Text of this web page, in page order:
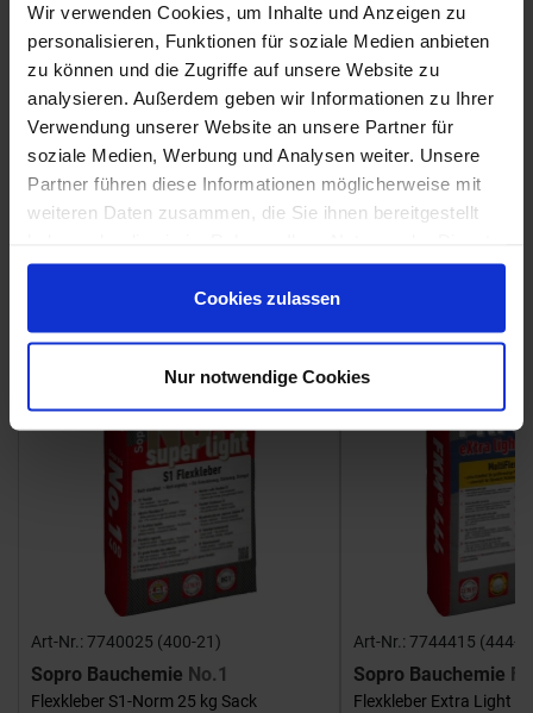
Wir verwenden Cookies, um Inhalte und Anzeigen zu
personalisieren, Funktionen für soziale Medien anbieten
zu können und die Zugriffe auf unsere Website zu
analysieren. Außerdem geben wir Informationen zu Ihrer
Verwendung unserer Website an unsere Partner für
soziale Medien, Werbung und Analysen weiter. Unsere
Partner führen diese Informationen möglicherweise mit
weiteren Daten zusammen, die Sie ihnen bereitgestellt
gesammelt haben.
Cookies zulassen
Nur notwendige Cookies
Weitere Serien von Sant Agostino
Art-Nr.: 7740025 (400-21)
Sopro Bauchemie No.1
Flexkleber S1-Norm 25 kg Sack
Art-Nr.: 7744415 (444-
Sopro Bauchemie
Flexkleber Extra Light